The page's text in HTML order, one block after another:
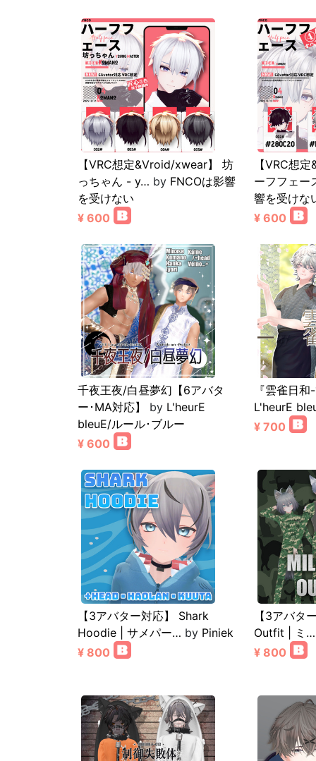
【VRC想定&Vroid/xwear】 坊
っちゃん - y… by FNCOは影響
を受けない
¥ 600
【VRC想
ーフフェ
響を受けな
¥ 600
千夜王夜/白昼夢幻【6アバタ
ー･MA対応】
by L'heurE
bleuE/ルール･ブルー
¥ 600
『雲雀日
L'heurE
¥ 700
【3アバター対応】 Shark
Hoodie | サメパー… by Piniek
¥ 800
【3アバタ
Outfit | ミ…
¥ 800